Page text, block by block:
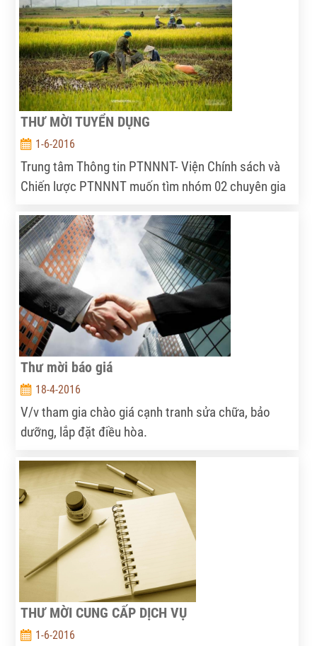
THƯ MỜI TUYỂN DỤNG
1-6-2016
Trung tâm Thông tin PTNNNT- Viện Chính sách và
Chiến lược PTNNNT muốn tìm nhóm 02 chuyên gia
nông nghiệp.
Thư mời báo giá
18-4-2016
V/v tham gia chào giá cạnh tranh sửa chữa, bảo
dưỡng, lắp đặt điều hòa.
THƯ MỜI CUNG CẤP DỊCH VỤ
1-6-2016